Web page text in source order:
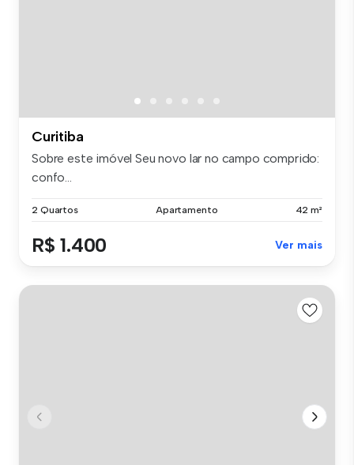
Curitiba
Sobre este imóvel Seu novo lar no campo comprido:
confo...
2 Quartos Apartamento 42 m²
R$ 1.400 Ver mais